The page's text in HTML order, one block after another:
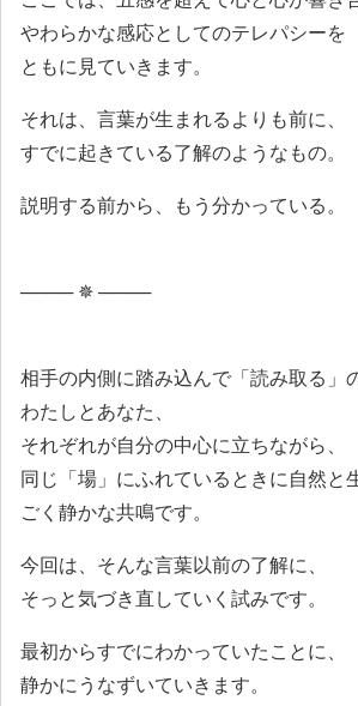
やわらかな感応としてのテレパシーを
ともに見ていきます。
それは、言葉が生まれるよりも前に、
すでに起きている了解のようなもの。
説明する前から、もう分かっている。
──── ✵ ────
相手の内側に踏み込んで「読み取る」
わたしとあなた、
それぞれが自分の中心に立ちながら、
同じ「場」にふれているときに自然と
ごく静かな共鳴です。
今回は、そんな言葉以前の了解に、
そっと気づき直していく試みです。
最初からすでにわかっていたことに、
静かにうなずいていきます。